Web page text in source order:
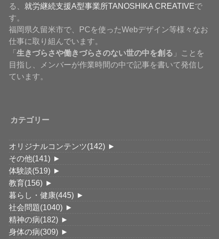
る、 就労継続支援A型事業所TANOSHIKA CREATIVEで
す。
福岡県久留米市で、PCを使ったWebデザイン等様々なお
仕事に取り組んでいます。
「生きづらさや働きづらさのない世の中を創る 」ことを
目指し、メンバーが作業時間の中で記事を書いて発信し
ています。
カテゴリー
オリジナルコンテンツ(142) ►
その他(141) ►
体験談(519) ►
教育(156) ►
暮らし・健康(445) ►
社会問題(1040) ►
精神の病(182) ►
身体の病(309) ►